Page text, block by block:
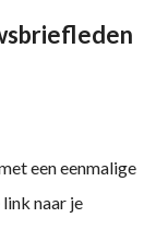
een eenmalige
naar je